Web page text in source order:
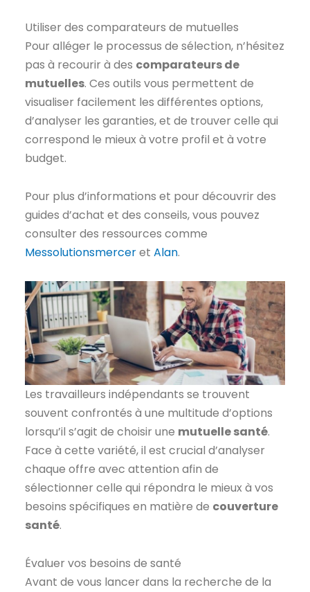
Utiliser des comparateurs de mutuelles
Pour alléger le processus de sélection, n’hésitez
pas à recourir à des comparateurs de
mutuelles. Ces outils vous permettent de
visualiser facilement les différentes options,
d’analyser les garanties, et de trouver celle qui
correspond le mieux à votre profil et à votre
budget.
Pour plus d’informations et pour découvrir des
guides d’achat et des conseils, vous pouvez
consulter des ressources comme
MessolutionsmerceretAlan.
Les travailleurs indépendants se trouvent
souvent confrontés à une multitude d’options
lorsqu’il s’agit de choisir une mutuelle santé.
Face à cette variété, il est crucial d’analyser
chaque offre avec attention afin de
sélectionner celle qui répondra le mieux à vos
besoins spécifiques en matière de couverture
santé.
Évaluer vos besoins de santé
Avant de vous lancer dans la recherche de la